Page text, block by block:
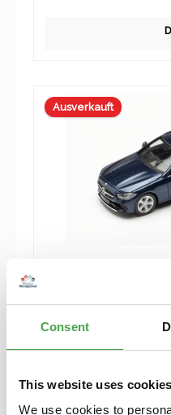
Consent
This website uses cookies
We use cookies to
Ausverkauft